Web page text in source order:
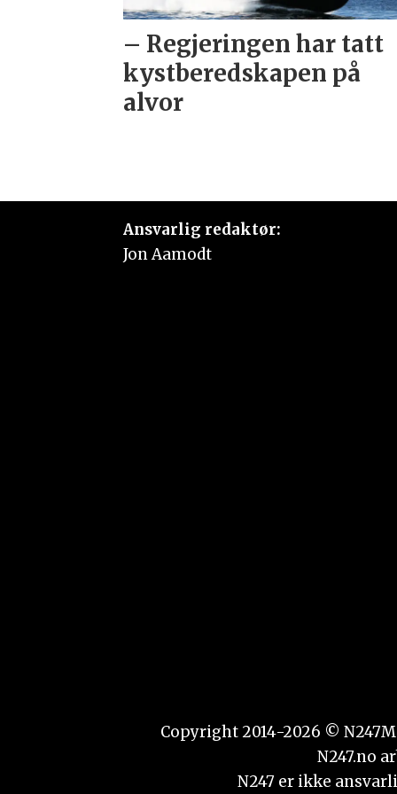
– Regjeringen har tatt
kystberedskapen på
alvor
Ansvarlig redaktør:
Jon Aamodt
Copyright 2014-2026 ©
N247.no
N247 er ikke